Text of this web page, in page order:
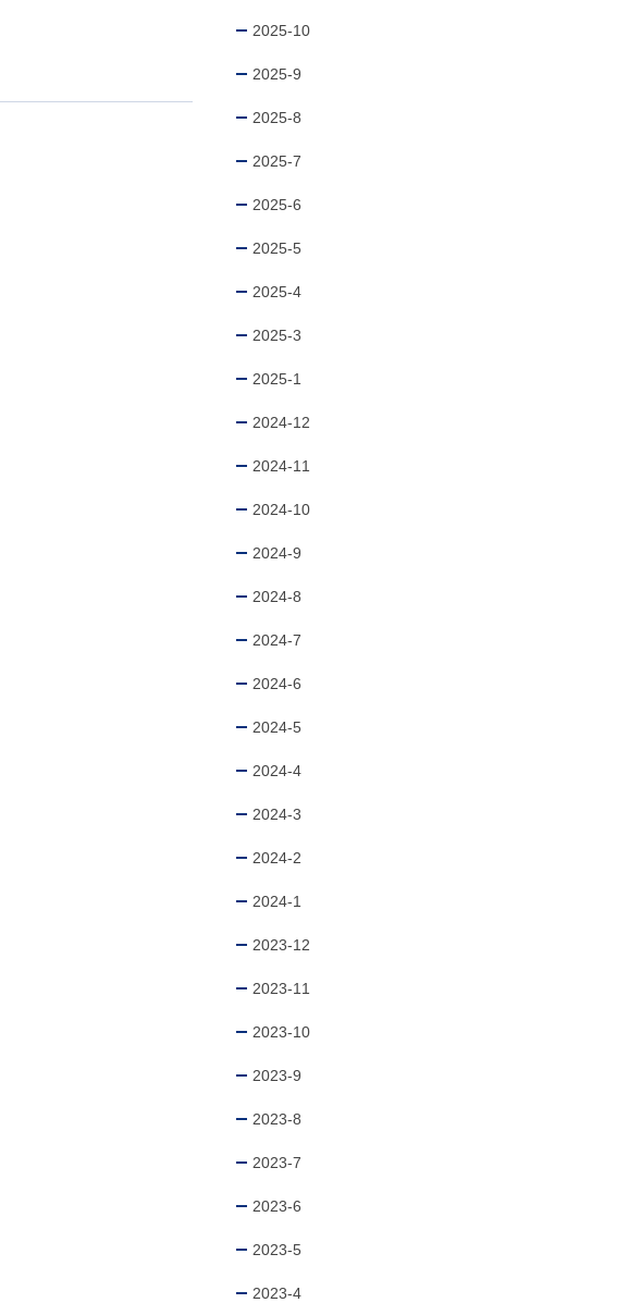
2025-10
2025-9
2025-8
2025-7
2025-6
2025-5
2025-4
2025-3
2025-1
2024-12
2024-11
2024-10
2024-9
2024-8
2024-7
2024-6
2024-5
2024-4
2024-3
2024-2
2024-1
2023-12
2023-11
2023-10
2023-9
2023-8
2023-7
2023-6
2023-5
2023-4